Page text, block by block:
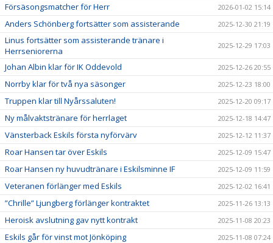
Försäsongsmatcher för Herr 2026-01-02 15:14
Anders Schönberg fortsätter som assisterande 2025-12-30 21:19
Linus fortsätter som assisterande tränare i
Herrseniorerna
2025-12-29 17:03
Johan Albin klar för IK Oddevold 2025-12-26 20:55
Norrby klar för två nya säsonger 2025-12-23 18:00
Truppen klar till Nyårssaluten! 2025-12-20 09:17
Ny målvaktstränare för herrlaget 2025-12-18 14:47
Vänsterback Eskils första nyförvärv 2025-12-12 11:37
Roar Hansen tar över Eskils 2025-12-09 15:47
Roar Hansen ny huvudtränare i Eskilsminne IF 2025-12-09 11:59
Veteranen förlänger med Eskils 2025-12-02 16:41
”Chrille” Ljungberg förlänger kontraktet 2025-11-26 13:13
Heroisk avslutning gav nytt kontrakt 2025-11-08 20:23
Eskils går för vinst mot Jönköping 2025-11-08 07:24